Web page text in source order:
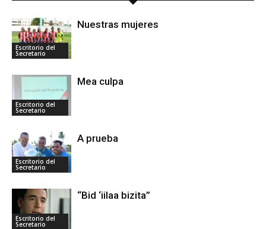
Escritorio del
Secretario
Nuestras mujeres
Escritorio del
Secretario
Mea culpa
Escritorio del
Secretario
A prueba
Escritorio del
Secretario
“Bid ‘iilaa bizita”